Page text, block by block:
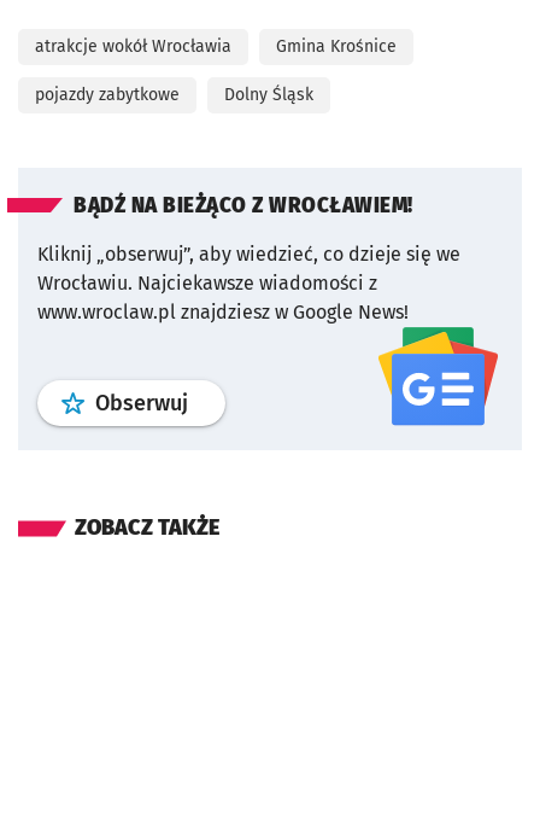
atrakcje wokół Wrocławia Gmina Krośnice
pojazdy zabytkowe Dolny Śląsk
BĄDŹ NA BIEŻĄCO Z WROCŁAWIEM!
Kliknij „obserwuj”, aby wiedzieć, co dzieje się we
Wrocławiu. Najciekawsze wiadomości z
www.wroclaw.pl znajdziesz w Google News!
Obserwuj profil serwisu
ZOBACZ TAKŻE